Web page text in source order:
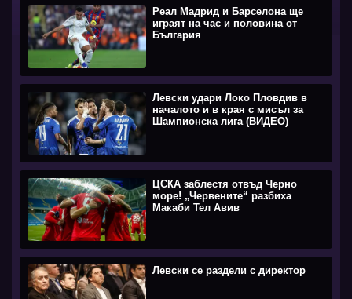
Реал Мадрид и Барселона ще
играят на час и половина от
България
Левски удари Локо Пловдив в
началото и в края с мисъл за
Шампионска лига (ВИДЕО)
ЦСКА заблестя отвъд Черно
море! „Червените“ разбиха
Макаби Тел Авив
Левски се раздели с директор